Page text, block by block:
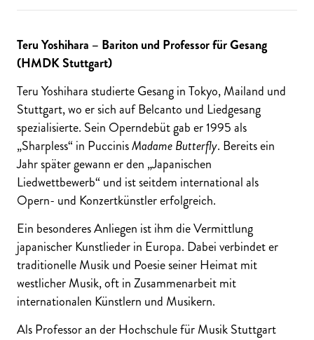
Teru Yoshihara – Bariton und Professor für Gesang
(HMDK Stuttgart)
Teru Yoshihara studierte Gesang in Tokyo, Mailand und
Stuttgart, wo er sich auf Belcanto und Liedgesang
spezialisierte. Sein Operndebüt gab er 1995 als
„Sharpless“ in PuccinisMadame Butterfly. Bereits ein
Jahr später gewann er den „Japanischen
Liedwettbewerb“ und ist seitdem international als
Opern- und Konzertkünstler erfolgreich.
Ein besonderes Anliegen ist ihm die Vermittlung
japanischer Kunstlieder in Europa. Dabei verbindet er
traditionelle Musik und Poesie seiner Heimat mit
westlicher Musik, oft in Zusammenarbeit mit
internationalen Künstlern und Musikern.
Als Professor an der Hochschule für Musik Stuttgart